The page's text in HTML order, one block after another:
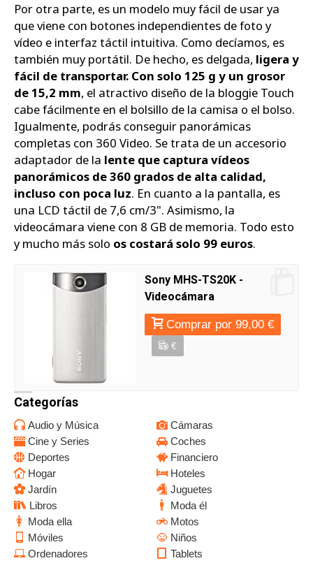
Por otra parte, es un modelo muy fácil de usar ya
que viene con botones independientes de foto y
vídeo e interfaz táctil intuitiva. Como decíamos, es
también muy portátil. De hecho, es delgada, ligera y
fácil de transportar. Con solo 125 g y un grosor
de 15,2 mm, el atractivo diseño de la bloggie Touch
cabe fácilmente en el bolsillo de la camisa o el bolso.
Igualmente, podrás conseguir panorámicas
completas con 360 Video. Se trata de un accesorio
adaptador de la lente que captura vídeos
panorámicos de 360 grados de alta calidad,
incluso con poca luz. En cuanto a la pantalla, es
una LCD táctil de 7,6 cm/3". Asimismo, la
videocámara viene con 8 GB de memoria. Todo esto
y mucho más solo os costará solo 99 euros.
Sony MHS-TS20K -
Videocámara
Comprar por 99,00 €
€
Categorías
Audio y Música
Cámaras
Cine y Series
Coches
Deportes
Financiero
Hogar
Hoteles
Jardín
Juguetes
Libros
Moda él
Moda ella
Motos
Móviles
Niños
Ordenadores
Tablets